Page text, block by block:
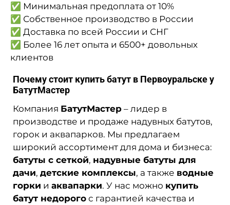
✅ Минимальная предоплата от 10%
✅ Собственное производство в России
✅ Доставка по всей России и СНГ
✅ Более 16 лет опыта и 6500+ довольных
клиентов
Почему стоит купить батут в Первоуральске у
БатутМастер
Компания БатутМастер – лидер в
производстве и продаже надувных батутов,
горок и аквапарков. Мы предлагаем
широкий ассортимент для дома и бизнеса:
батуты с сеткой, надувные батуты для
дачи, детские комплексы, а также водные
горки и аквапарки. У нас можно купить
батут недорого с гарантией качества и